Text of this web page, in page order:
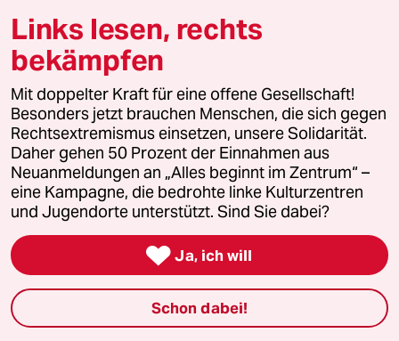
Auszahlung bereits seit dem ersten des
Monats überfällig ist und das Unternehmen
bereits zum dritten mal (ich hatte 3 Verträge
dort) im Verzug ist.
.
Ältere Menschen sagen früher war alles besser,
im Falle der VERSICHERUNGSKAMMER
BAYERN / BAYERN VERSICHERUNG trifft das
den Nagel auf den Kopf und zwar aus eigener
Erfahrung.
.
Unternehmung die sich noch um Ihre Kunden
und Beitragszahler (als auch Mitarbeiter)
kümmert nicht doch einen Wechsel wert ist, oft
sind Mitanbieter sogar noch günstiger (wie in
diesem Fall) und besser!
Links lesen, rechts
bekämpfen
Mit doppelter Kraft für eine offene Gesellschaft!
Besonders jetzt brauchen Menschen, die sich gegen
Rechtsextremismus einsetzen, unsere Solidarität.
Daher gehen 50 Prozent der Einnahmen aus
Neuanmeldungen an „Alles beginnt im Zentrum“ –
eine Kampagne, die bedrohte linke Kulturzentren
und Jugendorte unterstützt. Sind Sie dabei?
 Ja, ich will
Schon dabei!